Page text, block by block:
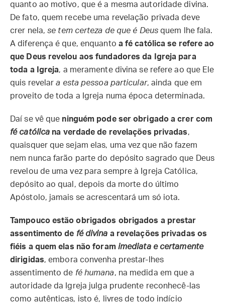
quanto ao motivo, que é a mesma autoridade divina.
De fato, quem recebe uma revelação privada deve
crer nela,se tem certeza de que é Deusquem lhe fala.
A diferença é que, enquanto a fé católica se refere ao
que Deus revelou aos fundadores da Igreja para
toda a Igreja, a meramente divina se refere ao que Ele
quis revelara esta pessoa particular, ainda que em
proveito de toda a Igreja numa época determinada.
Daí se vê que ninguém pode ser obrigado a crer com
fé católica na verdade de revelações privadas,
quaisquer que sejam elas, uma vez que não fazem
nem nunca farão parte do depósito sagrado que Deus
revelou de uma vez para sempre à Igreja Católica,
depósito ao qual, depois da morte do último
Apóstolo, jamais se acrescentará um só iota.
Tampouco estão obrigados obrigados a prestar
assentimento de fé divina a revelações privadas os
fiéis a quem elas não foram imediata e certamente
dirigidas, embora convenha prestar-lhes
assentimento de fé humana, na medida em que a
autoridade da Igreja julga prudente reconhecê-las
como autênticas, isto é, livres de todo indício